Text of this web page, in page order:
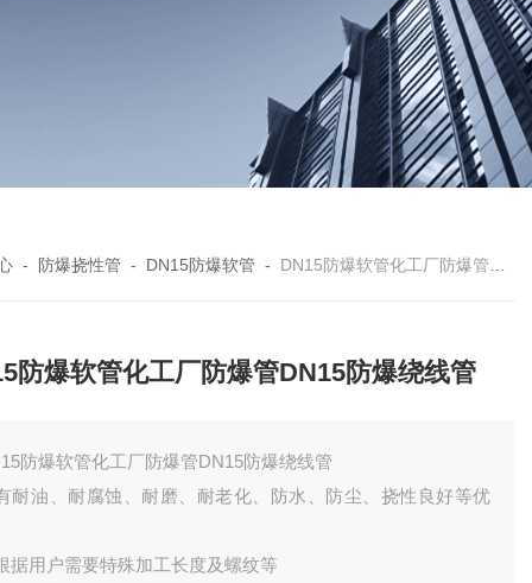
- 防爆挠性管 - DN15防爆软管 - DN15防爆软管化工厂防爆管DN15防爆绕线管
防爆软管化工厂防爆管DN15防爆绕线管
防爆软管化工厂防爆管DN15防爆绕线管
耐油、耐腐蚀、耐磨、耐老化、防水、防尘、挠性良好等优
据用户需要特殊加工长度及螺纹等